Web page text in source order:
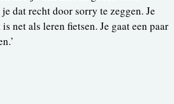
dat recht door sorry te zeggen. Je
net als leren fietsen. Je gaat een paar